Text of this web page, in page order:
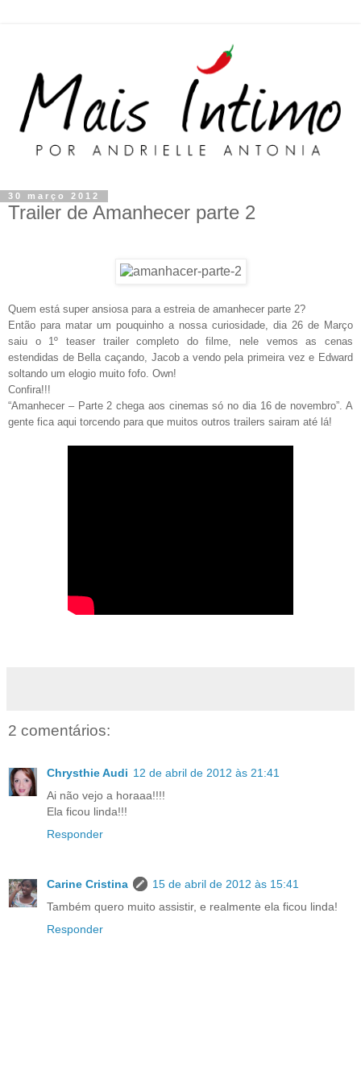
30 março 2012
Trailer de Amanhecer parte 2
Quem está super ansiosa para a estreia de amanhecer parte 2?
Então para matar um pouquinho a nossa curiosidade, dia 26 de Março
saiu o 1º teaser trailer completo do filme, nele vemos as cenas
estendidas de Bella caçando, Jacob a vendo pela primeira vez e Edward
soltando um elogio muito fofo. Own!
Confira!!!
“Amanhecer – Parte 2 chega aos cinemas só no dia 16 de novembro”. A
gente fica aqui torcendo para que muitos outros trailers sairam até lá!
2 comentários:
Chrysthie Audi 12 de abril de 2012 às 21:41
Ai não vejo a horaaa!!!!
Ela ficou linda!!!
Responder
Carine Cristina
15 de abril de 2012 às 15:41
Também quero muito assistir, e realmente ela ficou linda!
Responder